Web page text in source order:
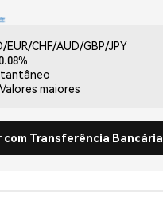
EUR/CHF/AUD/GBP/JPY
Valores maiores
com Transferência Bancária